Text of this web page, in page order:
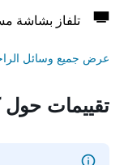
تلفاز بشاشة
عرض جميع وسائل الراحة
تقييمات حول